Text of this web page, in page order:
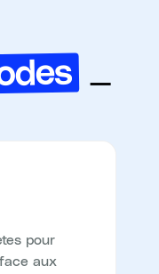
—
pour
aux